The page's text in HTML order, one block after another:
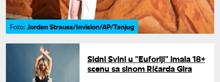
Foto: Jordan Strauss/Invision/AP/Tanjug
Sidni Svini u "Euforiji" imala 18+
scenu sa sinom Ričarda Gira